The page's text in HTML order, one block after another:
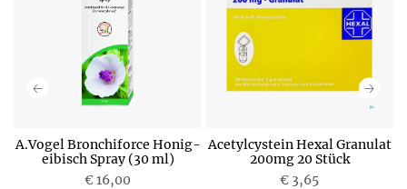
A.Vogel Bronchiforce Honig-
eibisch Spray (30 ml)
€ 16,00
Acetylcystein Hexal Granulat
200mg 20 Stück
€ 3,65